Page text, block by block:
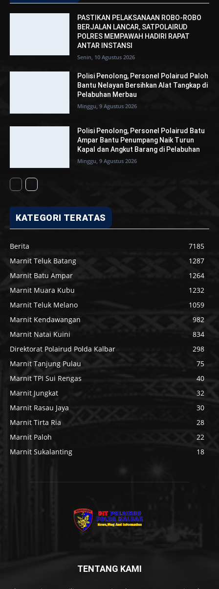
PASTIKAN PELAKSANAAN ROBO-ROBO
BERJALAN LANCAR, SATPOLAIRUD
POLRES MEMPAWAH HADIRI RAPAT
ANTAR INSTANSI
Senin, 10 Agustus 2026
Polisi Penolong, Personel Polairud Paloh
Bantu Nelayan Bersihkan Alat Tangkap di
Pelabuhan Merbau
Minggu, 9 Agustus 2026
Polisi Penolong, Personel Polairud Batu
Ampar Bantu Penumpang Naik Turun
Kapal dan Angkut Barang di Pelabuhan
Minggu, 9 Agustus 2026
KATEGORI TERATAS
Berita
7185
Marnit Teluk Batang
1287
Marnit Batu Ampar
1264
Marnit Muara Kubu
1232
Marnit Teluk Melano
1059
Marnit Kendawangan
982
Marnit Natai Kuini
834
Direktorat Polairud Polda Kalbar
298
Marnit Tanjung Pulau
75
Marnit TPI Sui Rengas
40
Marnit Jungkat
32
Marnit Rasau Jaya
30
Marnit Tirta Ria
28
Marnit Paloh
22
Marnit Sukalanting
18
TENTANG KAMI